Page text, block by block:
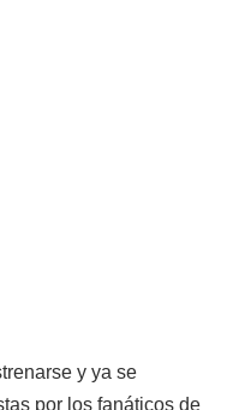
y ya se
por los fanáticos de